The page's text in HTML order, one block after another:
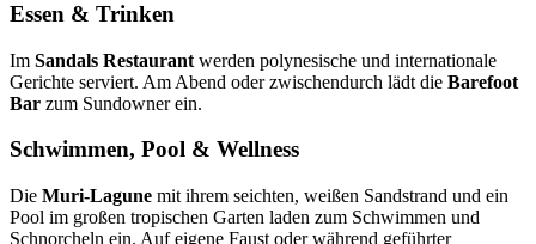
Essen & Trinken
Im Sandals Restaurant werden polynesische und internationale
Gerichte serviert. Am Abend oder zwischendurch lädt die Barefoot
Bar zum Sundowner ein.
Schwimmen, Pool & Wellness
Die Muri-Lagune mit ihrem seichten, weißen Sandstrand und ein
Pool im großen tropischen Garten laden zum Schwimmen und
Schnorcheln ein. Auf eigene Faust oder während geführter